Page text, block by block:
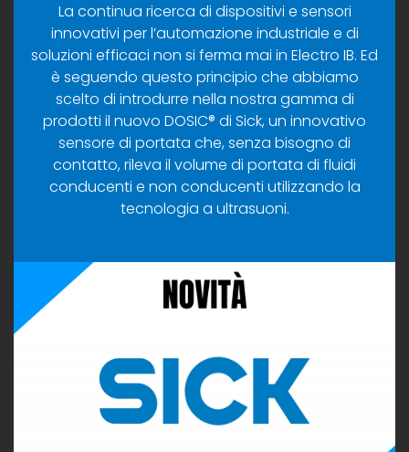
La continua ricerca di dispositivi e sensori
innovativi per l’automazione industriale e di
soluzioni efficaci non si ferma mai in Electro IB. Ed
è seguendo questo principio che abbiamo
scelto di introdurre nella nostra gamma di
prodotti il nuovo DOSIC® di Sick, un innovativo
sensore di portata che, senza bisogno di
contatto, rileva il volume di portata di fluidi
conducenti e non conducenti utilizzando la
tecnologia a ultrasuoni.